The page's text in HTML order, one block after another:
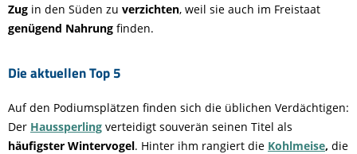
Zug in den Süden zu verzichten, weil sie auch im Freistaat
genügend Nahrung finden.
Die aktuellen Top 5
Auf den Podiumsplätzen finden sich die üblichen Verdächtigen:
Der Haussperling verteidigt souverän seinen Titel als
häufigster Wintervogel. Hinter ihm rangiert die Kohlmeise, die